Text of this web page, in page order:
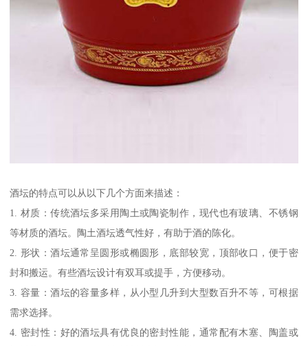
酒坛的特点可以从以下几个方面来描述：
1. 材质：传统酒坛多采用陶土或陶瓷制作，现代也有玻璃、不锈钢
等材质的酒坛。陶土酒坛透气性好，有助于酒的陈化。
2. 形状：酒坛通常呈圆形或椭圆形，底部较宽，顶部收口，便于密
封和搬运。有些酒坛设计有双耳或提手，方便移动。
3. 容量：酒坛的容量多样，从小型几升到大型数百升不等，可根据
需求选择。
4. 密封性：好的酒坛具有优良的密封性能，通常配有木塞、陶盖或